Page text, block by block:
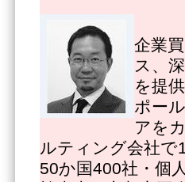
企業
ス、
を提
ポー
アを
ルティング会社で
50か国400社・個